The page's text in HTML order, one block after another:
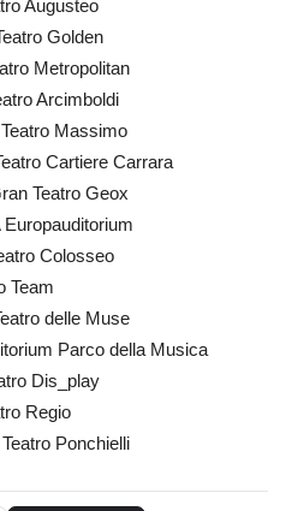
Augusteo
Golden
Metropolitan
Arcimboldi
Massimo
Cartiere Carrara
Teatro Geox
Colosseo
Team
delle Muse
Parco della Musica
Dis_play
Regio
Ponchielli